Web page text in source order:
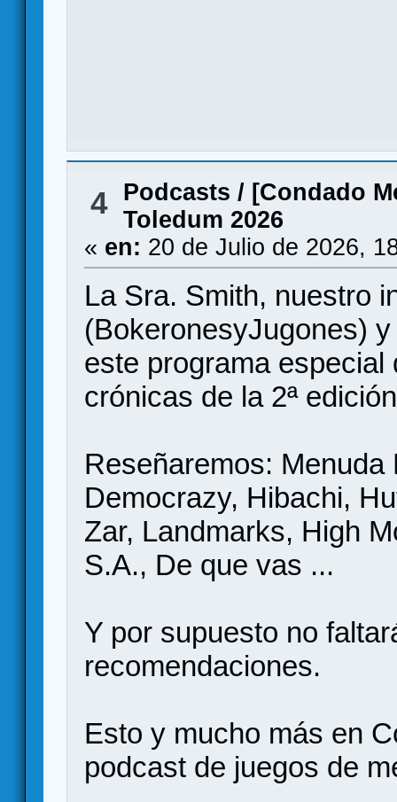
4 Podcasts / [Condado
Toledum 2026
« en: 20 de Julio de 2026,
La Sra. Smith, nuestro
(BokeronesyJugones)
este programa
crónicas de la 2ª
Reseñaremos:
Democrazy, Hibachi,
Zar, Landmarks, High
S.A., De que vas ...
Y por supuesto no
recomendaciones.
Esto y mucho más en
podcast de juegos de